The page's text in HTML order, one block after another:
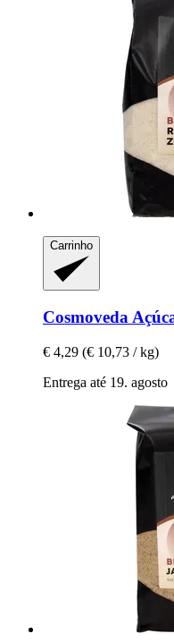
Carrinho
Cosmoveda
€ 4,29 (€ 10,73 / kg)
Entrega até 19. agosto